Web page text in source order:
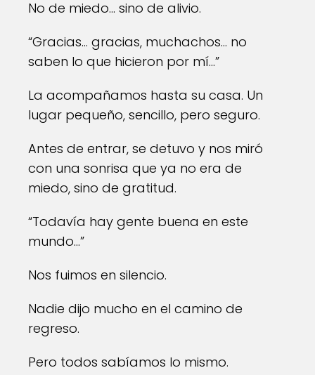
No de miedo… sino de alivio.
“Gracias… gracias, muchachos… no
saben lo que hicieron por mí…”
La acompañamos hasta su casa. Un
lugar pequeño, sencillo, pero seguro.
Antes de entrar, se detuvo y nos miró
con una sonrisa que ya no era de
miedo, sino de gratitud.
“Todavía hay gente buena en este
mundo…”
Nos fuimos en silencio.
Nadie dijo mucho en el camino de
regreso.
Pero todos sabíamos lo mismo.